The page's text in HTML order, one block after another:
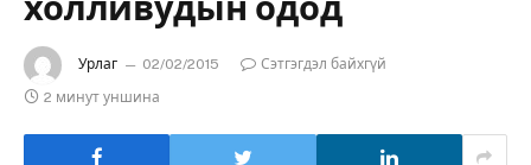
Урлаг 02/02/2015
Сэтгэгдэл байхгүй
2 минут уншина